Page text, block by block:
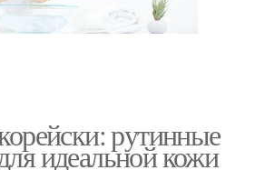
рутинные
идеальной кожи